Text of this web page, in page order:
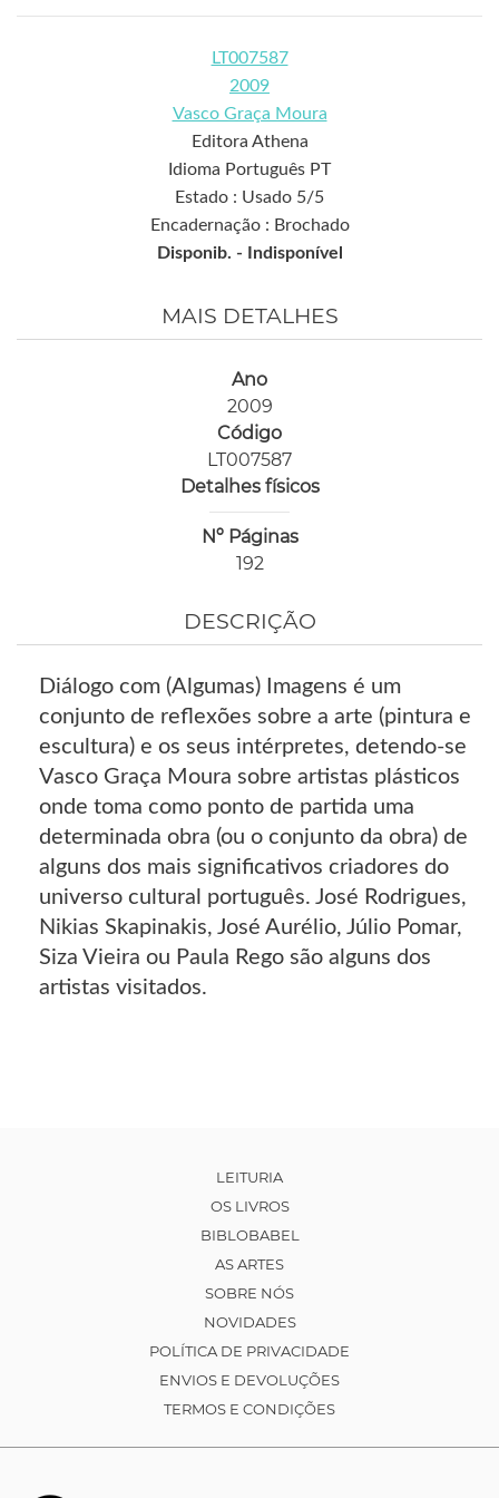
LT007587
2009
Vasco Graça Moura
Editora Athena
Idioma Português PT
Estado : Usado 5/5
Encadernação : Brochado
Disponib. -
Indisponível
MAIS DETALHES
Ano
2009
Código
LT007587
Detalhes físicos
Nº Páginas
192
DESCRIÇÃO
Diálogo com (Algumas) Imagens é um
conjunto de reflexões sobre a arte (pintura e
escultura) e os seus intérpretes, detendo-se
Vasco Graça Moura sobre artistas plásticos
onde toma como ponto de partida uma
determinada obra (ou o conjunto da obra) de
alguns dos mais significativos criadores do
universo cultural português. José Rodrigues,
Nikias Skapinakis, José Aurélio, Júlio Pomar,
Siza Vieira ou Paula Rego são alguns dos
artistas visitados.
LEITURIA
OS LIVROS
BIBLOBABEL
AS ARTES
SOBRE NÓS
NOVIDADES
POLÍTICA DE PRIVACIDADE
ENVIOS E DEVOLUÇÕES
TERMOS E CONDIÇÕES